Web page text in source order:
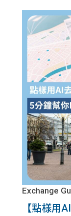
Exchange
【點樣用